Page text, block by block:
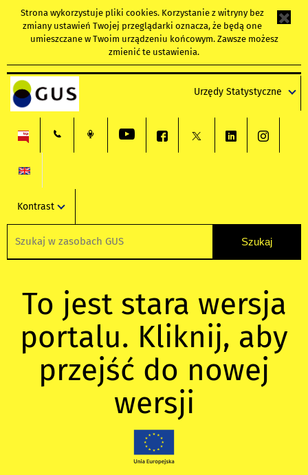
Strona wykorzystuje pliki cookies. Korzystanie z witryny bez
zmiany ustawień Twojej przeglądarki oznacza, że będą one
umieszczane w Twoim urządzeniu końcowym. Zawsze możesz
zmienić te ustawienia.
Urzędy Statystyczne
Kontrast
To jest stara wersja
portalu. Kliknij, aby
przejść do nowej
wersji